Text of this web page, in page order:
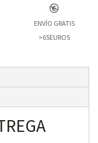
ENVÍO GRATIS
>65EUROS